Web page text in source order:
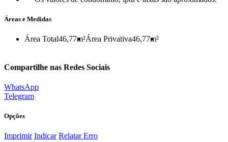
Áreas e Medidas
Área Total46,77m²Área Privativa46,77m²
Compartilhe nas Redes Sociais
WhatsApp
Telegram
Opções
Imprimir Indicar Relatar Erro